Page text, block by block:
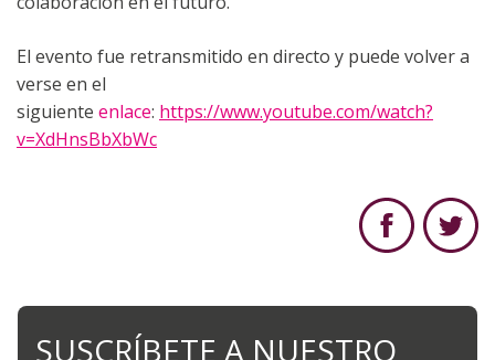
El evento fue retransmitido en directo y puede volver a
verse en el
siguiente enlace: https://www.youtube.com/watch?
v=XdHnsBbXbWc
SUSCRÍBETE A NUESTRO